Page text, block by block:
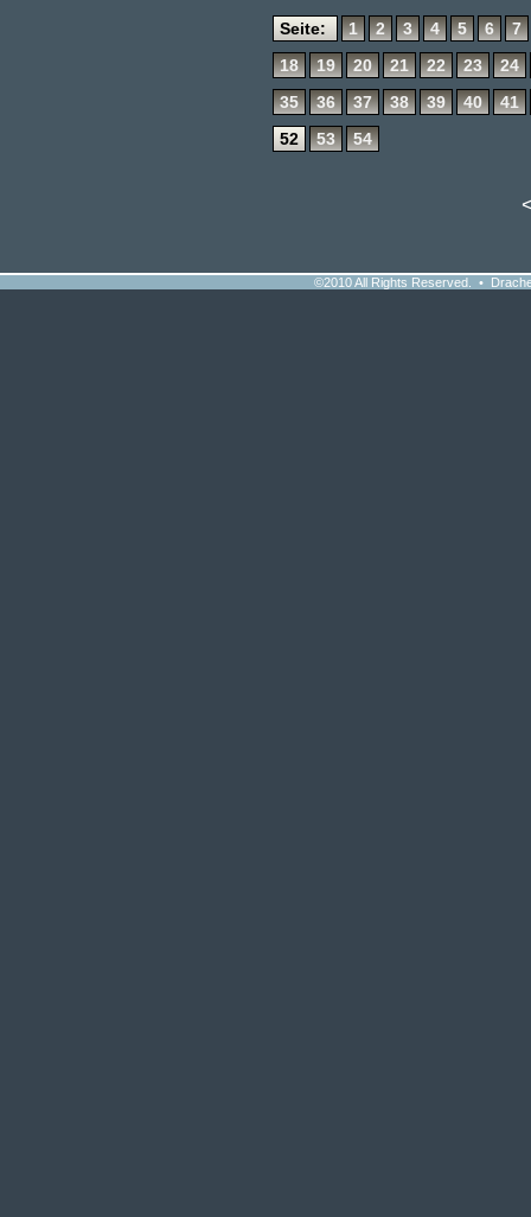
Seite: 1 2 3 4 5 6
7
18
19 20 21 22 23
24
35
36 37 38 39 40
41
52
53 54
©2010 All Rights Reserved. •